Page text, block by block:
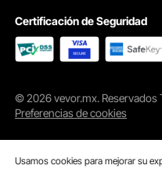
Certificación de Seguridad
© 2026 vevor.mx. Reservados
Preferencias de cookies
Usamos cookies para mejorar su